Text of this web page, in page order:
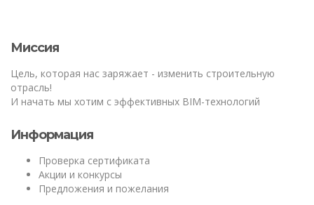
Миссия
Цель, которая нас заряжает - изменить строительную
отрасль!
И начать мы хотим с эффективных BIM-технологий
Информация
Проверка сертификата
Акции и конкурсы
Предложения и пожелания